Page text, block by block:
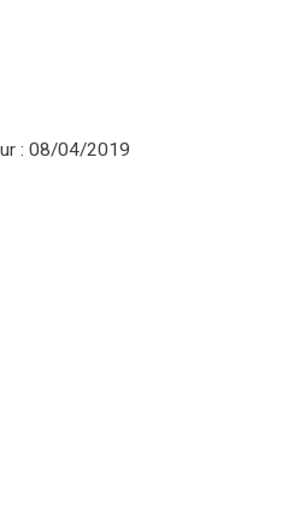
: 08/04/2019